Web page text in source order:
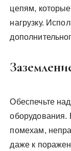
цепям,
нагрузку.
Обеспечьте
оборудования.
помехам,
даже к